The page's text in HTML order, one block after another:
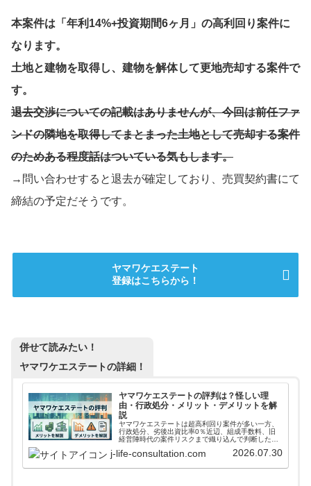
本案件は「年利14%+投資期間6ヶ月」の高利回り案件に
なります。
土地と建物を取得し、建物を解体して更地売却する案件で
す。
退去交渉についての記載はありませんが、今回は前任ファ
ンドの隣地を取得してまとまった土地として売却する案件
のためある程度話はついている気もします。
→問い合わせすると退去が確定しており、売買契約書にて
締結の予定だそうです。
ヤマワケエステート
登録はこちらから！
併せて読みたい！
ヤマワケエステートの詳細！
ヤマワケエステートの評判は？怪しい理
由・行政処分・メリット・デメリットを解
説
ヤマワケエステートは超高利回り案件が多い一方、
行政処分、劣後出資比率0％近辺、組成手数料、旧
経営陣時代の案件リスクまで織り込んで判断したい
運営会社、本業、親会社REVOLUTION、決算を投
j-life-consultation.com 2026.07.30